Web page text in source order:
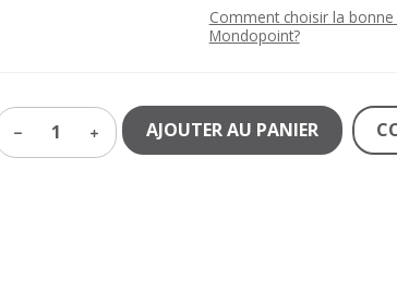
Comment choisir la
Mondopoint?
1 AJOUTER AU PANIER